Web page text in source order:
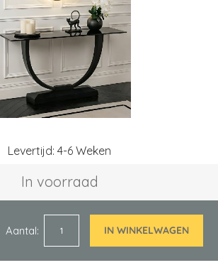
Levertijd: 4-6 Weken
In voorraad
Aantal IN WINKELWAGEN